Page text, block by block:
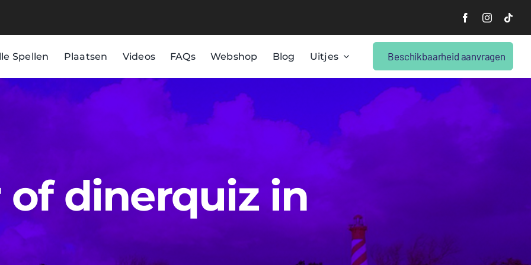
Spellen Plaatsen Videos FAQs Webshop Blog Uitjes Beschikbaarheid aanvragen
dinerquiz in